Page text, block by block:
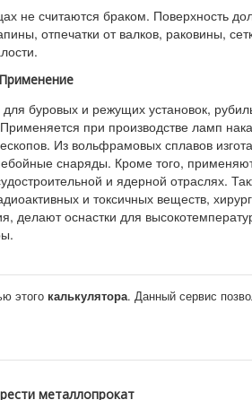
не считаются браком. Поверхность
отпечатки от валков, раковины,
Применение
буровых и режущих установок,
при производстве ламп
Из вольфрамовых сплавов
снаряды. Кроме того,
и ядерной отраслях.
и токсичных веществ,
делают оснастки для
этого калькулятора. Данный сервис
металлопрокат